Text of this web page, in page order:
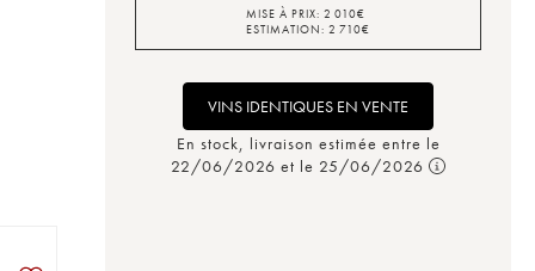
MISE À PRIX: 2 010€
ESTIMATION: 2 710€
VINS IDENTIQUES EN VENTE
En stock, livraison estimée entre le
22/06/2026 et le 25/06/2026